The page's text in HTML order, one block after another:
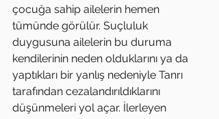
çocuğa sahip ailelerin hemen
tümünde görülür. Suçluluk
duygusuna ailelerin bu duruma
kendilerinin neden olduklarını ya da
yaptıkları bir yanlış nedeniyle Tanrı
tarafından cezalandırıldıklarını
düşünmeleri yol açar. İlerleyen